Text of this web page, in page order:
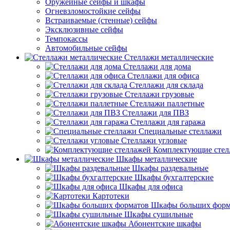
Оружейные сейфы и шкафы
Огневзломостойкие сейфы
Встраиваемые (стенные) сейфы
Эксклюзивные сейфы
Темпокассы
Автомобильные сейфы
Стеллажи металлические
Стеллажи для дома
Стеллажи для офиса
Стеллажи для склада
Стеллажи грузовые
Стеллажи паллетные
Стеллажи для ПВЗ
Стеллажи для гаража
Специальные стеллажи
Стеллажи угловые
Комплектующие
Шкафы металлические
Шкафы раздевальные
Шкафы бухгалтерские
Шкафы для офиса
Картотеки
Шкафы больших
Шкафы сушильные
Абонентские шкафы